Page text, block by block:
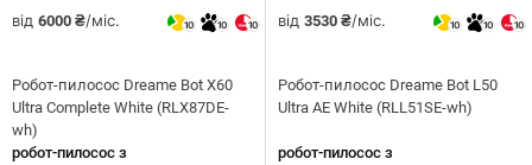
від 6000 ₴/міс. 10 10 10
Робот-пилосос Dreame Bot X60
Ultra Complete White (RLX87DE-
wh)
робот-пилосос з
від 3530 ₴/міс. 10 10 10
Робот-пилосос Dreame Bot L50
Ultra AE White (RLL51SE-wh)
робот-пилосос з